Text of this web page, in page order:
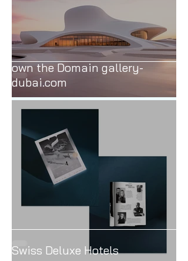
own the Domain gallery-
dubai.com
Swiss Deluxe Hotels